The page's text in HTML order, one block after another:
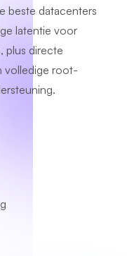
beste datacenters
latentie voor
plus directe
volledige root-